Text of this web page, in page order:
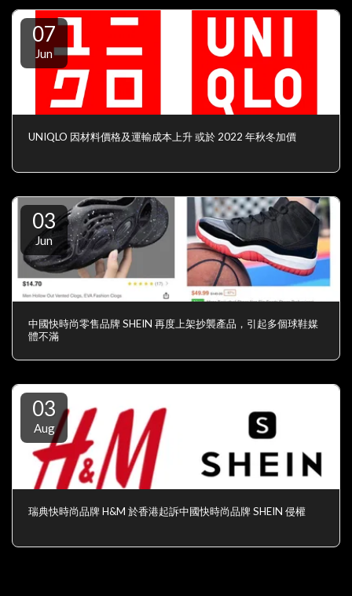
07
Jun
UNIQLO 因材料價格及運輸成本上升 或於 2022 年秋冬加價
03
Jun
中國快時尚零售品牌 SHEIN 再度上架抄襲產品，引起多個球鞋媒
體不滿
03
Aug
瑞典快時尚品牌 H&M 於香港起訴中國快時尚品牌 SHEIN 侵權